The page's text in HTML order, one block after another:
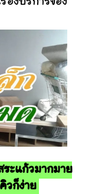
ระแก้วมากมาย
วก็ง่าย